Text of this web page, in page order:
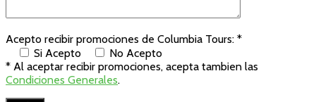
Acepto recibir promociones de Columbia Tours: *
Si Acepto
No Acepto
* Al aceptar recibir promociones, acepta tambien las
Condiciones Generales.